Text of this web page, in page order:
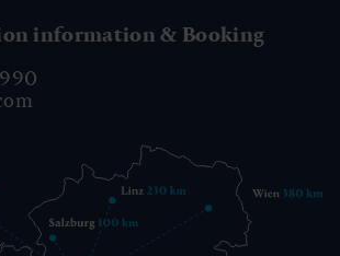
information & Booking